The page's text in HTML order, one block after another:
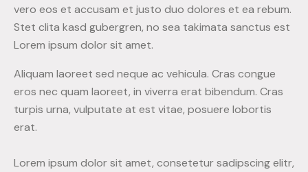
vero eos et accusam et justo duo dolores et ea rebum.
Stet clita kasd gubergren, no sea takimata sanctus est
Lorem ipsum dolor sit amet.
Aliquam laoreet sed neque ac vehicula. Cras congue
eros nec quam laoreet, in viverra erat bibendum. Cras
turpis urna, vulputate at est vitae, posuere lobortis
erat.
Lorem ipsum dolor sit amet, consetetur sadipscing elitr,